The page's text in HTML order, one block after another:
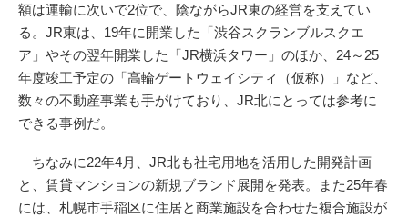
額は運輸に次いで2位で、陰ながらJR東の経営を支えてい
る。JR東は、19年に開業した「渋谷スクランブルスクエ
ア」やその翌年開業した「JR横浜タワー」のほか、24～25
年度竣工予定の「高輪ゲートウェイシティ（仮称）」など、
数々の不動産事業も手がけており、JR北にとっては参考に
できる事例だ。
ちなみに22年4月、JR北も社宅用地を活用した開発計画
と、賃貸マンションの新規ブランド展開を発表。また25年春
には、札幌市手稲区に住居と商業施設を合わせた複合施設が